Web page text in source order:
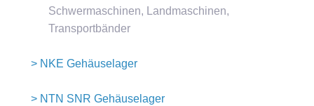
Schwermaschinen, Landmaschinen,
Transportbänder
> NKE Gehäuselager
> NTN SNR Gehäuselager